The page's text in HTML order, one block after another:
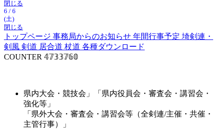
閉じる
6 / 6
(土)
閉じる
トップページ 事務局からのお知らせ 年間行事予定 埼剣連・
剣風 剣道 居合道 杖道 各種ダウンロード
COUNTER 𝟜𝟟𝟛𝟛𝟟𝟞𝟘
県内大会・競技会」「県内役員会・審査会・講習会・
強化等」
「県外大会・審査会・講習会等（全剣連/主催・共催・
主管行事）」